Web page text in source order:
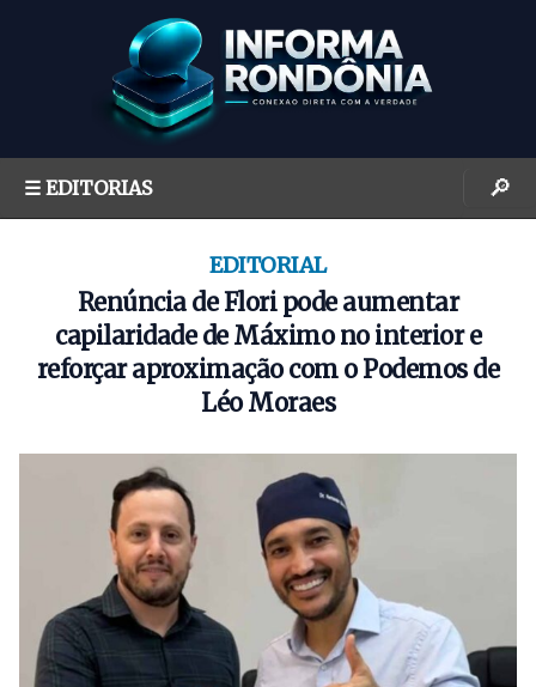
☰ EDITORIAS 🔎
EDITORIAL
Renúncia de Flori pode aumentar
capilaridade de Máximo no interior e
reforçar aproximação com o Podemos de
Léo Moraes